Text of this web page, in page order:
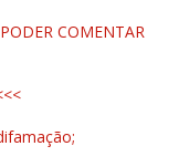
COMENTAR